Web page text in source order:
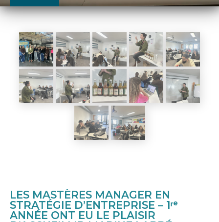
LES MASTÈRES MANAGER EN
STRATÉGIE D’ENTREPRISE – 1ʳᵉ
ANNÉE ONT EU LE PLAISIR